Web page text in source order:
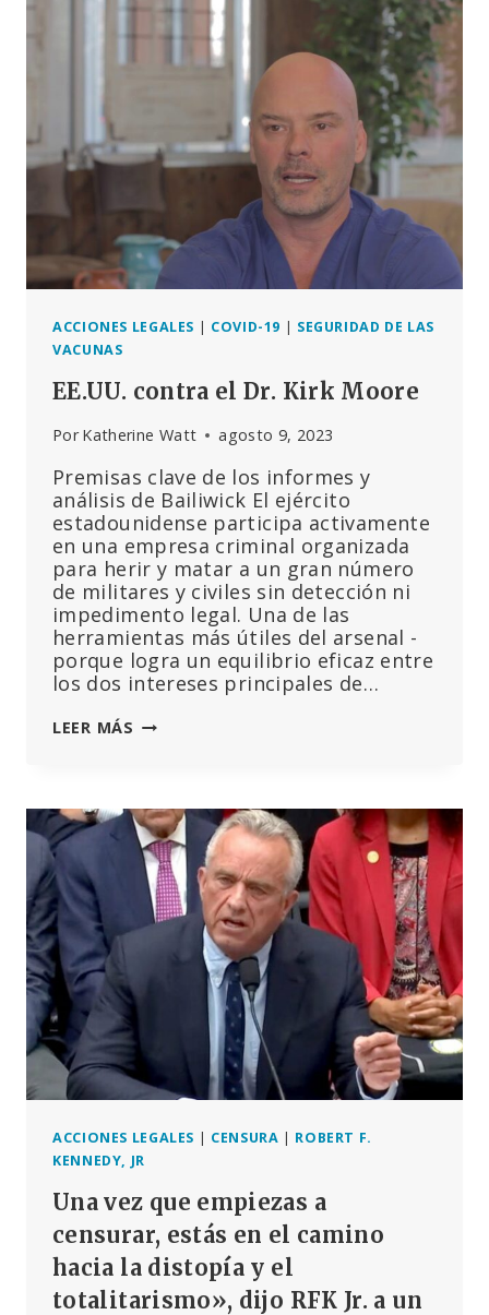
DEMANDA
MAINE
POR
SUSPENSIÓN,
ALEGANDO
QUE
LA
VIOLÓ
DE
PRIMERA
ENMIENDA
ACCIONES LEGALES | COVID-19 | SEGURIDAD DE LAS
VACUNAS
EE.UU. contra el Dr. Kirk Moore
Por Katherine Watt agosto 9, 2023
Premisas clave de los informes y
análisis de Bailiwick El ejército
estadounidense participa activamente
en una empresa criminal organizada
para herir y matar a un gran número
de militares y civiles sin detección ni
impedimento legal. Una de las
herramientas más útiles del arsenal -
porque logra un equilibrio eficaz entre
los dos intereses principales de…
LEER MÁS EE.UU.
KIRK
MOORE
ACCIONES LEGALES | CENSURA | ROBERT F.
KENNEDY, JR
Una vez que empiezas a
censurar, estás en el camino
hacia la distopía y el
totalitarismo», dijo RFK Jr. a un